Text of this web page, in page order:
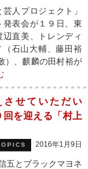
人プロジェクト」
表会が１９日、東
直美、トレンディ
石山大輔、藤田裕
）、麒麟の田村裕が
せていただい
を迎える「村上
2016年1月9日
五とブラックマヨネ